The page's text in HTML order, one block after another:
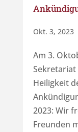
Okt. 3, 2023
Am 3.
Sekretariat
Heiligkeit
2023: Wir
Freunden